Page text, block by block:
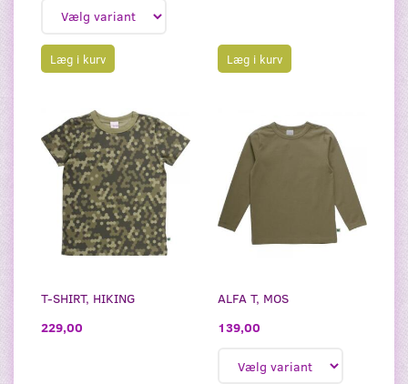
Læg i kurv Læg i kurv
T-SHIRT, HIKING
229,00
ALFA T, MOS
139,00